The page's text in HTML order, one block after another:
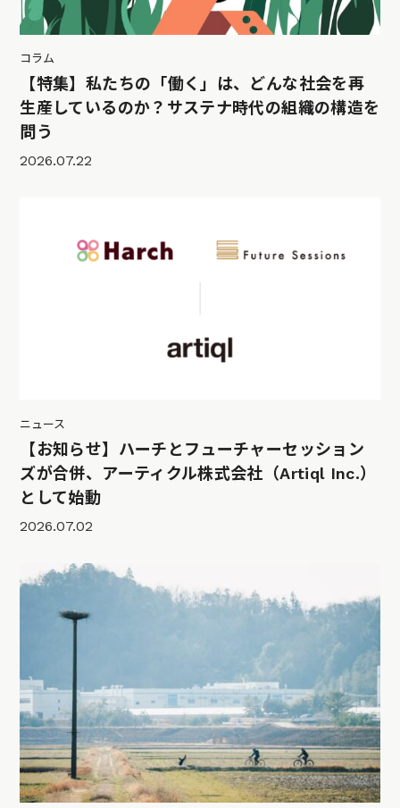
コラム
【特集】私たちの「働く」は、どんな社会を再
生産しているのか？サステナ時代の組織の構造を
問う
2026.07.22
ニュース
【お知らせ】ハーチとフューチャーセッション
ズが合併、アーティクル株式会社（Artiql Inc.）
として始動
2026.07.02